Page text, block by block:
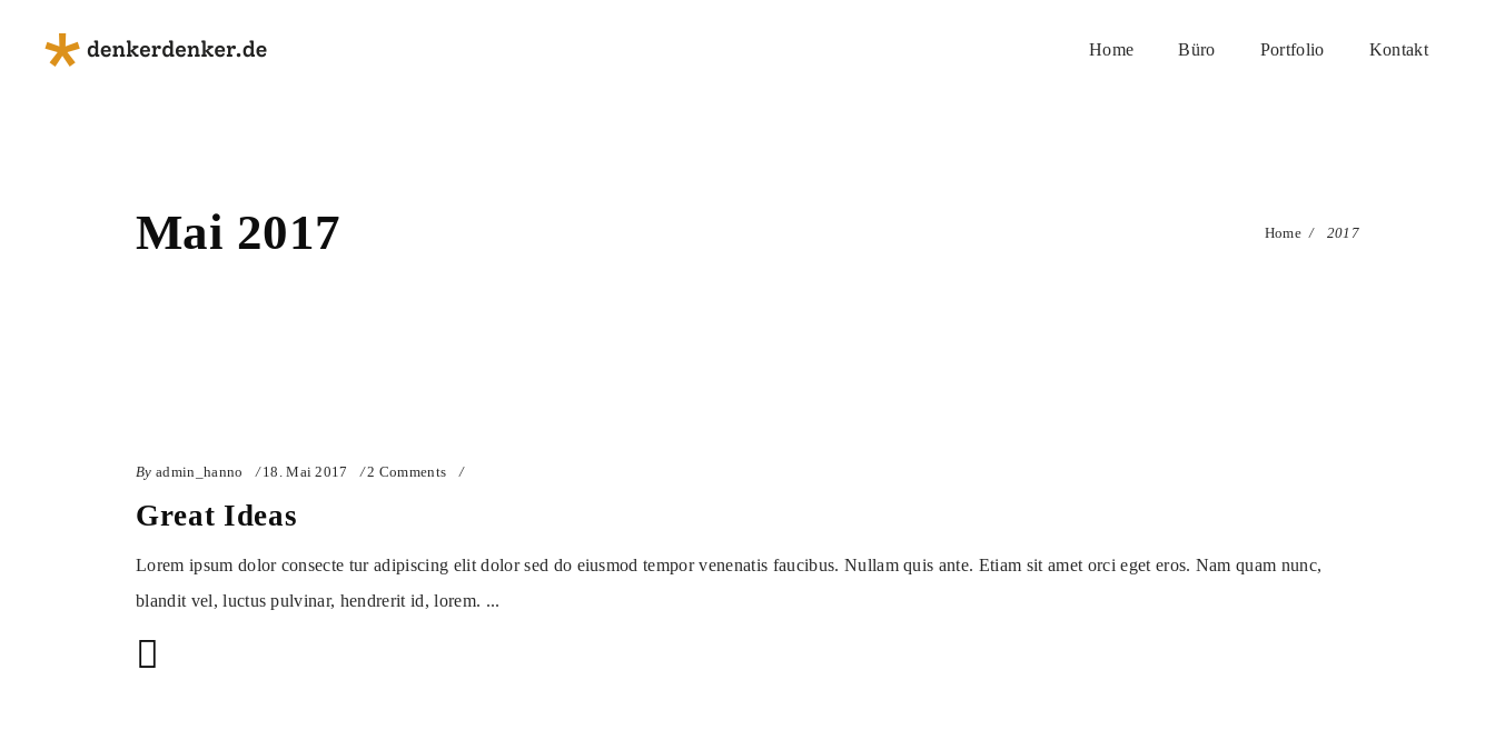
Home Büro Portfolio Kontakt
Mai 2017 Home / 2017
By admin_hanno 18. Mai 2017 2 Comments
Great Ideas
Lorem ipsum dolor consecte tur adipiscing elit dolor sed do eiusmod tempor venenatis faucibus. Nullam quis ante. Etiam sit amet orci eget eros. Nam quam nunc,
blandit vel, luctus pulvinar, hendrerit id, lorem.